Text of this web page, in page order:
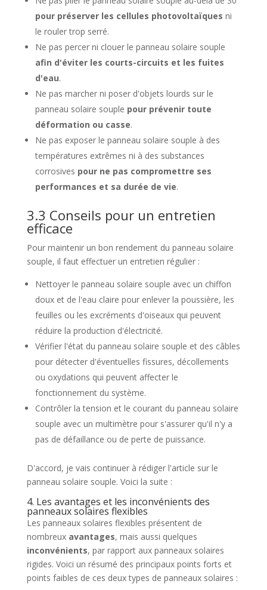
pour préserver les cellules photovoltaïques ni
le rouler trop serré.
Ne pas percer ni clouer le panneau solaire souple
afin d'éviter les courts-circuits et les fuites
d'eau.
Ne pas marcher ni poser d'objets lourds sur le
panneau solaire souple pour prévenir toute
déformation ou casse.
Ne pas exposer le panneau solaire souple à des
températures extrêmes ni à des substances
corrosives pour ne pas compromettre ses
performances et sa durée de vie.
3.3 Conseils pour un entretien
efficace
Pour maintenir un bon rendement du panneau solaire
souple, il faut effectuer un entretien régulier :
Nettoyer le panneau solaire souple avec un chiffon
doux et de l'eau claire pour enlever la poussière, les
feuilles ou les excréments d'oiseaux qui peuvent
réduire la production d'électricité.
Vérifier l'état du panneau solaire souple et des câbles
pour détecter d'éventuelles fissures, décollements
ou oxydations qui peuvent affecter le
fonctionnement du système.
Contrôler la tension et le courant du panneau solaire
souple avec un multimètre pour s'assurer qu'il n'y a
pas de défaillance ou de perte de puissance.
D'accord, je vais continuer à rédiger l'article sur le
panneau solaire souple. Voici la suite :
4. Les avantages et les inconvénients des
panneaux solaires flexibles
Les panneaux solaires flexibles présentent de
nombreux avantages, mais aussi quelques
inconvénients, par rapport aux panneaux solaires
rigides. Voici un résumé des principaux points forts et
points faibles de ces deux types de panneaux solaires :